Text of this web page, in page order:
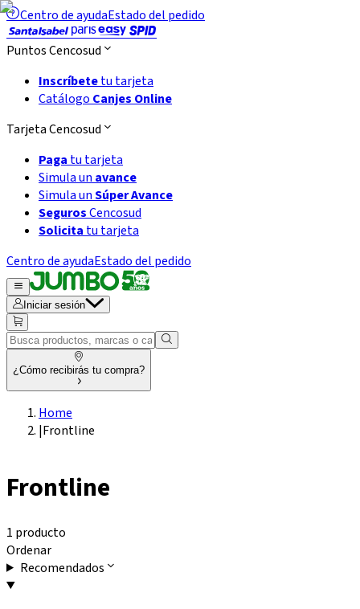
Centro de ayudaEstado del pedido
Puntos Cencosud
Inscríbetetu tarjeta
Catálogo Canjes Online
Tarjeta Cencosud
Paga tu tarjeta
Simula un avance
Simula unSúper Avance
SegurosCencosud
Solicita tu tarjeta
Centro de ayudaEstado del pedido
Iniciar sesión
¿Cómo recibirás tu compra?
Home
|Frontline
Frontline
1 producto
Ordenar
Recomendados